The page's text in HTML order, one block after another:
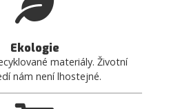
Ekologie
materiály. Životní
nám není lhostejné.